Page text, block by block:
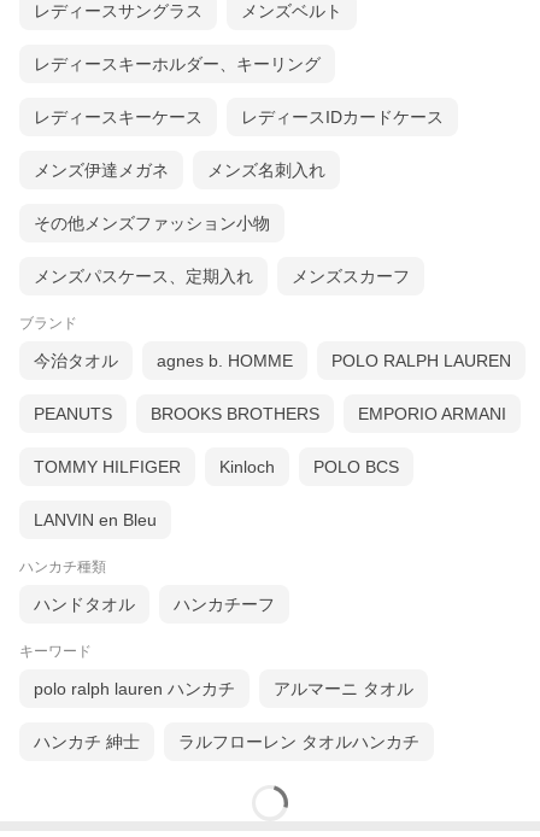
レディースサングラス メンズベルト
レディースキーホルダー、キーリング
レディースキーケース レディースIDカードケース
メンズ伊達メガネ メンズ名刺入れ
その他メンズファッション小物
メンズパスケース、定期入れ メンズスカーフ
ブランド
今治タオル agnes b. HOMME POLO RALPH LAUREN
PEANUTS BROOKS BROTHERS EMPORIO ARMANI
TOMMY HILFIGER Kinloch POLO BCS
LANVIN en Bleu
ハンカチ種類
ハンドタオル ハンカチーフ
キーワード
polo ralph lauren ハンカチ アルマーニ タオル
ハンカチ 紳士 ラルフローレン タオルハンカチ